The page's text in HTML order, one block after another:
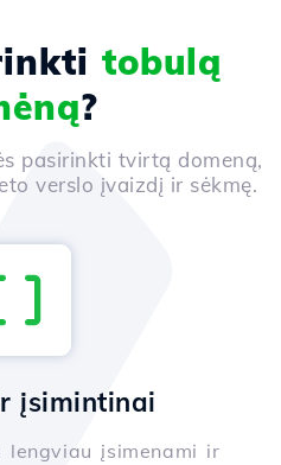
tobulą
?
pasirinkti tvirtą domeną,
verslo įvaizdį ir sėkmę.
įsimintinai
įsimenami ir